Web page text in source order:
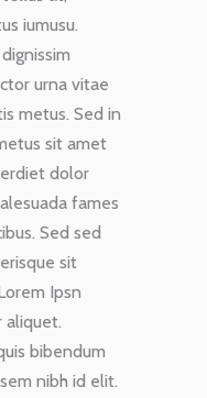
iumusu.
urna vitae
metus. Sed in
sit amet
dolor
fames
Sed sed
sit
Ipsn
aliquet.
bibendum
nibh id elit.